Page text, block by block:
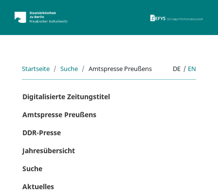
Startseite Suche Amtspresse Preußens DE | EN
Digitalisierte Zeitungstitel
Amtspresse Preußens
DDR-Presse
Jahresübersicht
Suche
Aktuelles